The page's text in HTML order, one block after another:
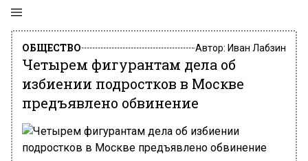
ОБЩЕСТВО Автор: Иван Лабзин
Четырем фигурантам дела об
избиении подростков в Москве
предъявлено обвинение